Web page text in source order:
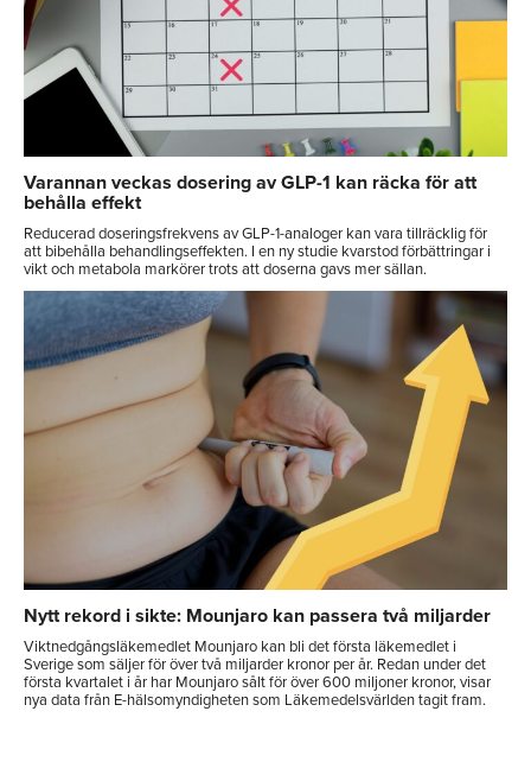
Varannan veckas dosering av GLP-1 kan räcka för att
behålla effekt
Reducerad doseringsfrekvens av GLP-1-analoger kan vara tillräcklig för
att bibehålla behandlingseffekten. I en ny studie kvarstod förbättringar i
vikt och metabola markörer trots att doserna gavs mer sällan.
Nytt rekord i sikte: Mounjaro kan passera två miljarder
Viktnedgångsläkemedlet Mounjaro kan bli det första läkemedlet i
Sverige som säljer för över två miljarder kronor per år. Redan under det
första kvartalet i år har Mounjaro sålt för över 600 miljoner kronor, visar
nya data från E-hälsomyndigheten som Läkemedelsvärlden tagit fram.